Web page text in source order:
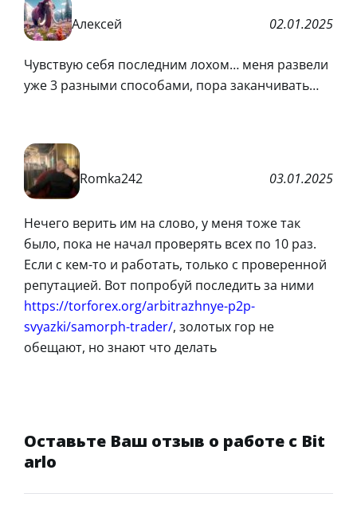
Алексей 02.01.2025
Чувствую себя последним лохом… меня развели
уже 3 разными способами, пора заканчивать…
Romka242 03.01.2025
Нечего верить им на слово, у меня тоже так
было, пока не начал проверять всех по 10 раз.
Если с кем-то и работать, только с проверенной
репутацией. Вот попробуй последить за ними
https://torforex.org/arbitrazhnye-p2p-
svyazki/samorph-trader/, золотых гор не
обещают, но знают что делать
Оставьте Ваш отзыв о работе с Bit
arlo